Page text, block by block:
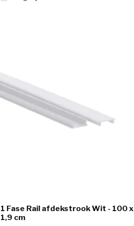
1 Fase Rail afdekstrook Wit - 100 x
1,9 cm